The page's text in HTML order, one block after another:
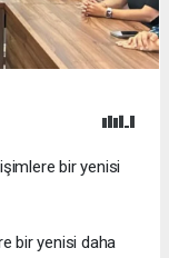
bir yenisi
bir yenisi daha